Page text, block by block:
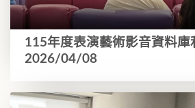
115年度表演藝術影音資料庫
2026/04/08